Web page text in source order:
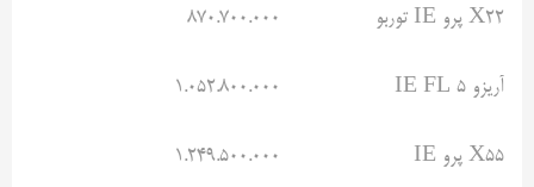
X22 پرو IE توربو ۸۷۰.۷۰۰.۰۰۰
آریزو ۵ IE FL ۱.۰۵۲.۸۰۰.۰۰۰
X55 پرو IE ۱.۲۴۹.۵۰۰.۰۰۰